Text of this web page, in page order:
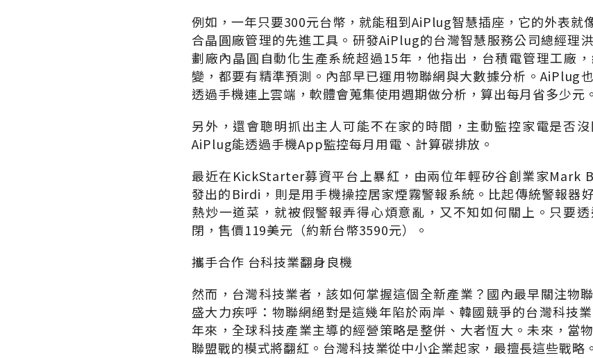
例如，一年只要300元台幣，就能租到AiPlug智慧插座，它的外表就
合晶圓廠管理的先進工具。研發AiPlug的台灣智慧服務公司總經理
劃廠內晶圓自動化生產系統超過15年，他指出，台積電管理工廠
變，都要有精準預測。內部早已運用物聯網與大數據分析。AiPlug
透過手機連上雲端，軟體會蒐集使用週期做分析，算出每月省多少元。
另外，還會聰明抓出主人可能不在家的時間，主動監控家電是否
AiPlug能透過手機App監控每月用電、計算碳排放。
最近在KickStarter募資平台上暴紅，由兩位年輕矽谷創業家Mark
發出的Birdi，則是用手機操控居家煙霧警報系統。比起傳統警報器
熱炒一道菜，就被假警報弄得心煩意亂，又不知如何關上。只要
閉，售價119美元（約新台幣3590元）。
攜手合作 台科技業翻身良機
然而，台灣科技業者，該如何掌握這個全新產業？國內最早關注物
盛大力疾呼：物聯網絕對是這幾年陷於兩岸、韓國競爭的台灣科技
年來，全球科技產業主導的經營策略是整併、大者恆大。未來，當
聯盟戰的模式將翻紅。台灣科技業從中小企業起家，最擅長這些戰略。